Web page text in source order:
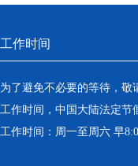
工作时间
为了避免不必要的等待，敬
工作时间，中国大陆法定节
工作时间：周一至周六 早